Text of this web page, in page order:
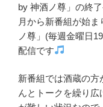
by 神酒ノ尊」の終
月から新番組が始ま
ノ尊」(毎週金曜日
配信です
新番組では酒蔵の方
んとトークを繰り